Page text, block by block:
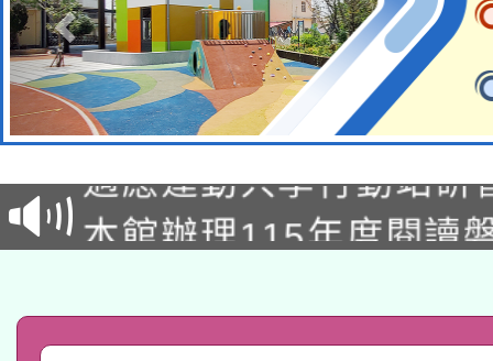
本校115學年度第2次
招)
本館辦理115年度閱讀
礎課程
A3數位素養講師名單